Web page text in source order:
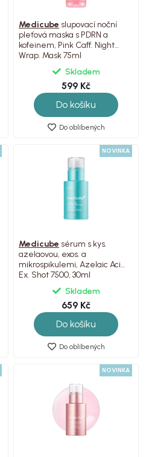
Medicube slupovací noční
pleťová maska s PDRN a
kofeinem, Pink Caff. Night
Wrap. Mask 75ml
Skladem
599 Kč
Do košíku
Do oblíbených
NOVINKA
Medicube sérum s kys.
azelaovou, exos. a
mikrospikulemi, Azelaic Acid
Ex. Shot 7500, 30ml
Skladem
659 Kč
Do košíku
Do oblíbených
NOVINKA